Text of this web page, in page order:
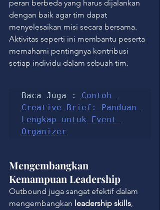
peran berbeda yang harus dijalankan
dengan baik agar tim dapat
menyelesaikan misi secara bersama.
Aktivitas seperti ini membantu peserta
memahami pentingnya kontribusi
setiap individu dalam sebuah tim.
Baca Juga : Contoh
Creative Brief: Panduan
Lengkap untuk Event
Organizer
Mengembangkan
Kemampuan Leadership
Outbound juga sangat efektif dalam
mengembangkan leadership skills,